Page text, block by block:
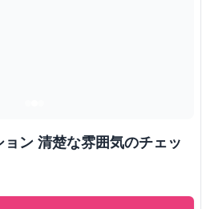
ン 清楚な雰囲気のチェッ